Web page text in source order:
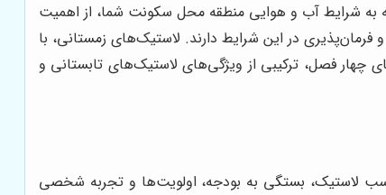
به شرایط آب و هوایی منطقه محل سکونت شما، از اهمیت
در این شرایط دارند. لاستیک‌های زمستانی، با
فصل، ترکیبی از ویژگی‌های لاستیک‌های تابستانی و
لاستیک، بستگی به بودجه، اولویت‌ها و تجربه شخصی